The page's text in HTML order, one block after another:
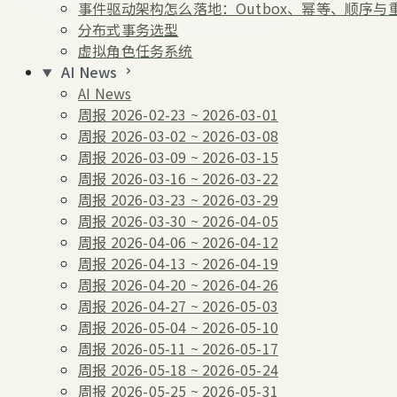
事件驱动架构怎么落地：Outbox、幂等、顺序与
分布式事务选型
虚拟角色任务系统
AI News
AI News
周报 2026-02-23 ~ 2026-03-01
周报 2026-03-02 ~ 2026-03-08
周报 2026-03-09 ~ 2026-03-15
周报 2026-03-16 ~ 2026-03-22
周报 2026-03-23 ~ 2026-03-29
周报 2026-03-30 ~ 2026-04-05
周报 2026-04-06 ~ 2026-04-12
周报 2026-04-13 ~ 2026-04-19
周报 2026-04-20 ~ 2026-04-26
周报 2026-04-27 ~ 2026-05-03
周报 2026-05-04 ~ 2026-05-10
周报 2026-05-11 ~ 2026-05-17
周报 2026-05-18 ~ 2026-05-24
周报 2026-05-25 ~ 2026-05-31